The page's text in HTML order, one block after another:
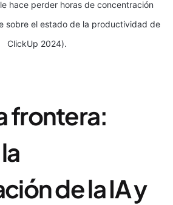
hace perder horas de concentración
sobre el estado de la productividad de
ClickUp 2024).
frontera:
de la IA y